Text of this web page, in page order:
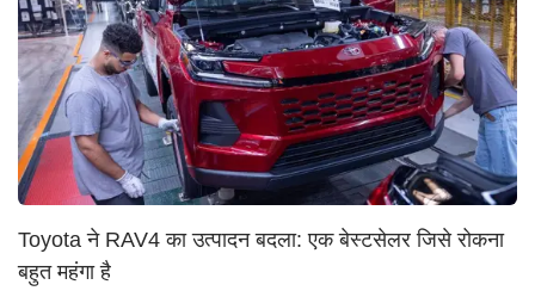
Toyota ने RAV4 का उत्पादन बदला: एक बेस्टसेलर जिसे रोकना
बहुत महंगा है